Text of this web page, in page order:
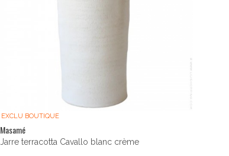
EXCLU BOUTIQUE
Masamé
Jarre terracotta Cavallo blanc crème